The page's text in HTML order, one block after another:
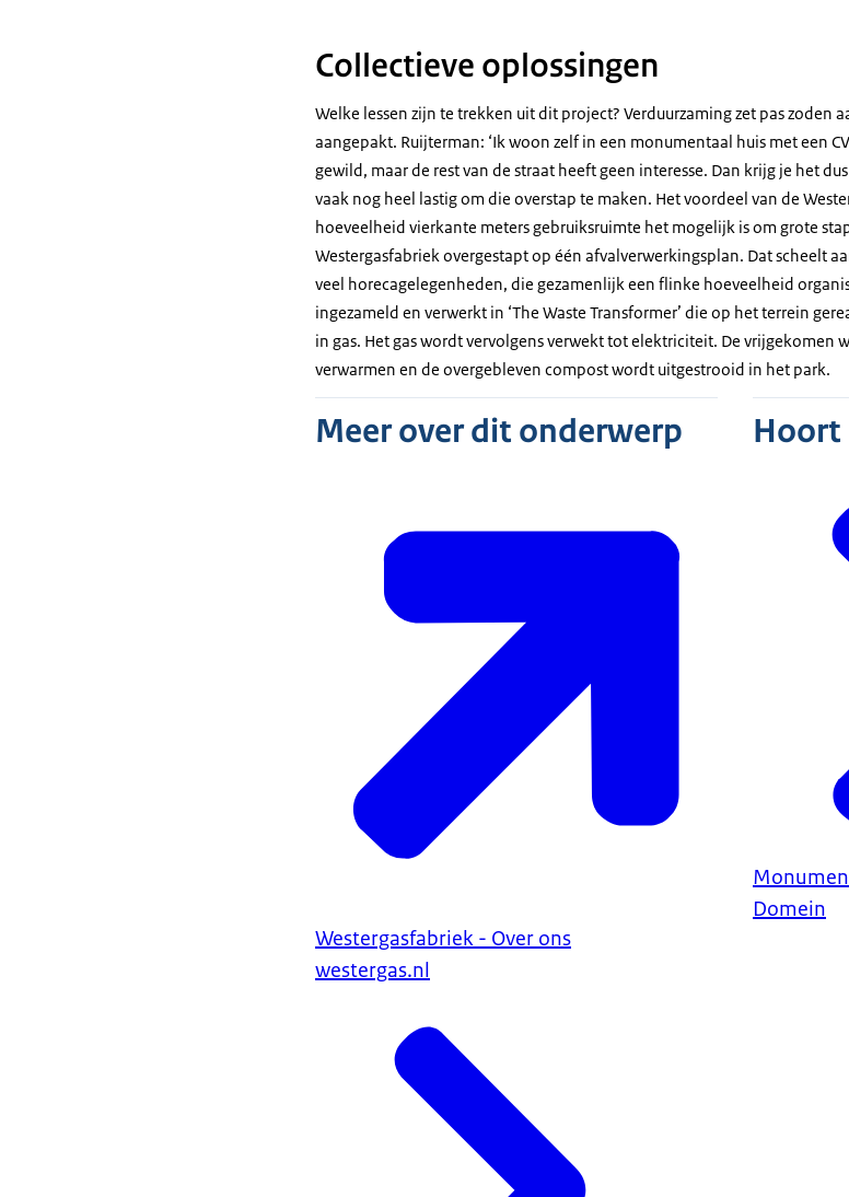
Collectieve oplossingen
Welke lessen zijn te trekken uit dit project? Verduurzaming zet pas zoden
aangepakt. Ruijterman: ‘Ik woon zelf in een monumentaal huis met een
gewild, maar de rest van de straat heeft geen interesse. Dan krijg je het
vaak nog heel lastig om die overstap te maken. Het voordeel van de
hoeveelheid vierkante meters gebruiksruimte het mogelijk is om grote
Westergasfabriek overgestapt op één afvalverwerkingsplan. Dat scheelt
veel horecagelegenheden, die gezamenlijk een flinke hoeveelheid
ingezameld en verwerkt in ‘The Waste Transformer’ die op het terrein
in gas. Het gas wordt vervolgens verwekt tot elektriciteit. De vrijgekomen
verwarmen en de overgebleven compost wordt uitgestrooid in het park.
Meer over dit onderwerp
Westergasfabriek - Over ons
westergas.nl
Hoort
Domein